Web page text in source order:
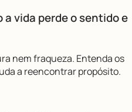
vida perde o sentido e
nem fraqueza. Entenda os
a reencontrar propósito.